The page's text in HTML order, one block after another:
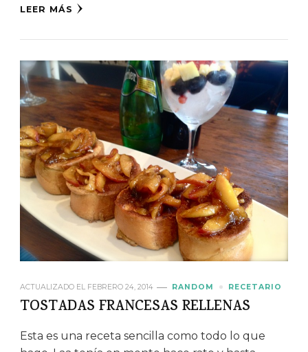
LEER MÁS
ACTUALIZADO EL FEBRERO 24, 2014 RANDOM RECETARIO
TOSTADAS FRANCESAS RELLENAS
Esta es una receta sencilla como todo lo que